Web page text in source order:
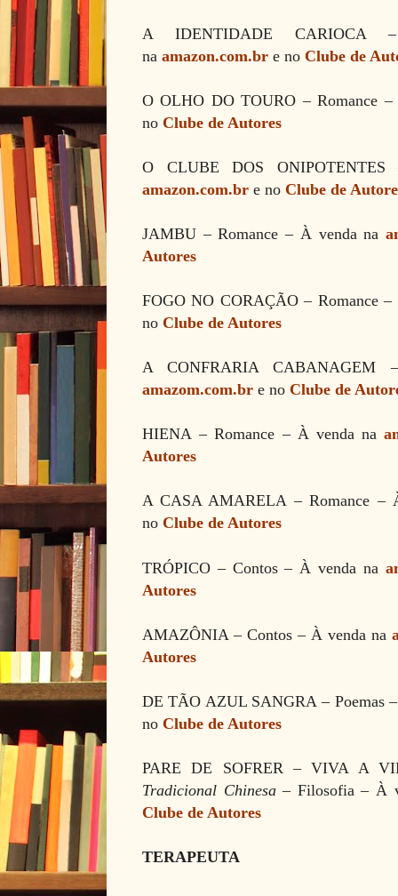
A IDENTIDADE CARIOCA
na amazon.com.br e no Clube de
O OLHO DO TOURO– Romance
no Clube de Autores
O CLUBE DOS
amazon.com.br e no Clube de
JAMBU – Romance – À venda na
Autores
FOGO NO CORAÇÃO – Romance
no Clube de Autores
A CONFRARIA CABANAGEM
amazom.com.br e no Clube de
HIENA – Romance – Àvenda na
Autores
A CASA AMARELA – Romance–
no Clube de Autores
TRÓPICO – Contos–À venda na
Autores
AMAZÔNIA – Contos– À venda na
Autores
DE TÃO AZUL SANGRA– Poemas
no Clube de Autores
PARE DE SOFRER–VIVA A
Tradicional Chinesa – Filosofia– À
Clube de Autores
TERAPEUTA